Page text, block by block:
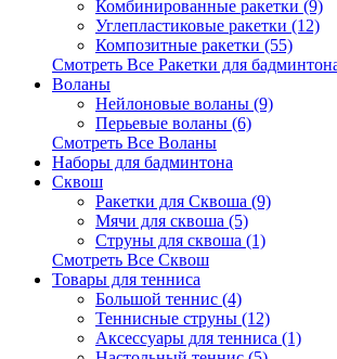
Комбинированные ракетки (9)
Углепластиковые ракетки (12)
Композитные ракетки (55)
Смотреть Все Ракетки для
Воланы
Нейлоновые воланы (9)
Перьевые воланы (6)
Смотреть Все Воланы
Наборы для бадминтона
Сквош
Ракетки для Сквоша (9)
Мячи для сквоша (5)
Cтруны для сквоша (1)
Смотреть Все Сквош
Товары для тенниса
Большой теннис (4)
Теннисные струны (12)
Аксессуары для тенниса (1)